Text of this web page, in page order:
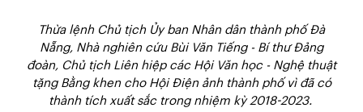
Thừa lệnh Chủ tịch Ủy ban Nhân dân thành phố Đà
Nẵng, Nhà nghiên cứu Bùi Văn Tiếng - Bí thư Đảng
đoàn, Chủ tịch Liên hiệp các Hội Văn học - Nghệ thuật
tặng Bằng khen cho Hội Điện ảnh thành phố vì đã có
thành tích xuất sắc trong nhiệm kỳ 2018-2023.